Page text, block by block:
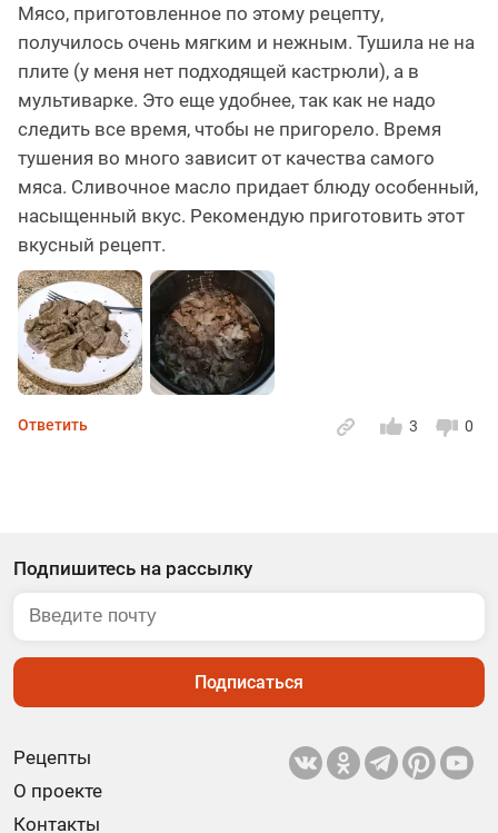
Мясо, приготовленное по этому рецепту,
получилось очень мягким и нежным. Тушила не на
плите (у меня нет подходящей кастрюли), а в
мультиварке. Это еще удобнее, так как не надо
следить все время, чтобы не пригорело. Время
тушения во много зависит от качества самого
мяса. Сливочное масло придает блюду особенный,
насыщенный вкус. Рекомендую приготовить этот
вкусный рецепт.
0
3
Ответить
Рецепты
О проекте
Контакты
Подпишитесь на рассылку
Подписаться